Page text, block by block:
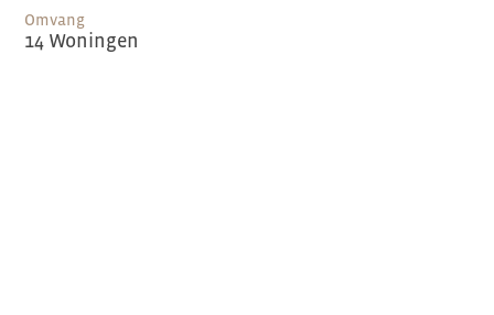
Omvang
14 Woningen